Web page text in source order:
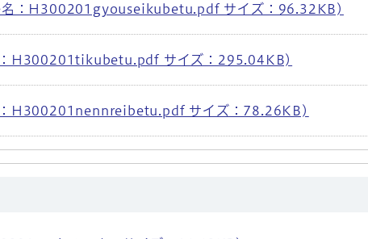
名：H300201gyouseikubetu.pdf サイズ：96.32KB)
：H300201tikubetu.pdf サイズ：295.04KB)
：H300201nennreibetu.pdf サイズ：78.26KB)